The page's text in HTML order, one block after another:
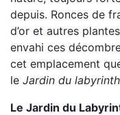
depuis. Ronces de
d’or et autres
envahi ces
cet emplacement
le Jardin du
Le Jardin du